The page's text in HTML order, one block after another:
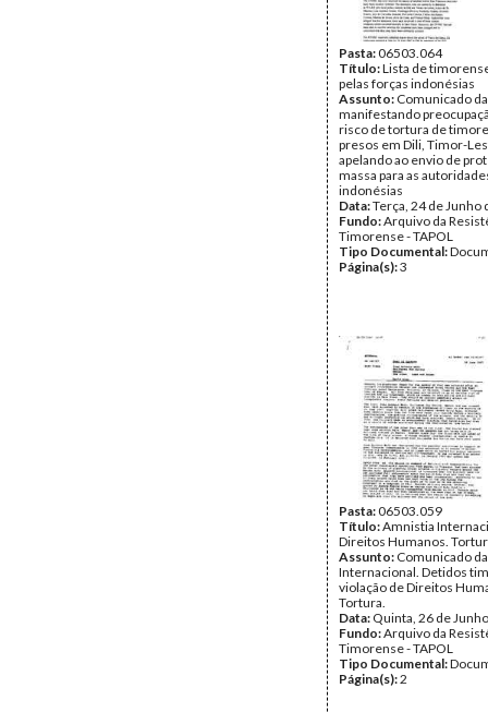
Pasta:06503.064
Título:Lista de
pelas forças indonésias
Assunto: Comunicado
manifestando
risco de tortura de
presos em Dili, Timor-
apelando ao envio de
massa para as
indonésias
Data:Terça, 24 de Junho
Fundo:Arquivo da
Timorense - TAPOL
Tipo Documental:
Página(s):3
Pasta:06503.059
Título:Amnistia
Direitos Humanos.
Assunto: Comunicado
Internacional. Detidos
violação de Direitos
Tortura.
Data: Quinta, 26 de
Fundo:Arquivo da
Timorense - TAPOL
Tipo Documental:
Página(s):2